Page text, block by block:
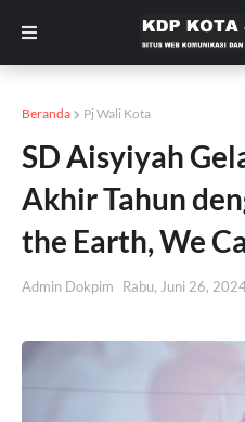
Beranda Pj Wali Kota
SD Aisyiyah
Akhir Tahun
the Earth, We
Admin Dokpim Rabu, Juni 26, 2024